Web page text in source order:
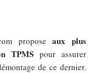
proposeaux plus
TPMS pour assurer
de ce dernier.